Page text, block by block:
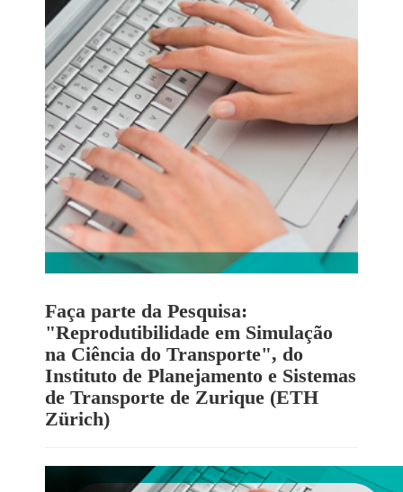
Faça parte da Pesquisa:
"Reprodutibilidade em Simulação
na Ciência do Transporte", do
Instituto de Planejamento e Sistemas
de Transporte de Zurique (ETH
Zürich)